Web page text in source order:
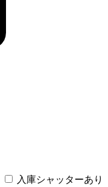
入庫シャッターあり